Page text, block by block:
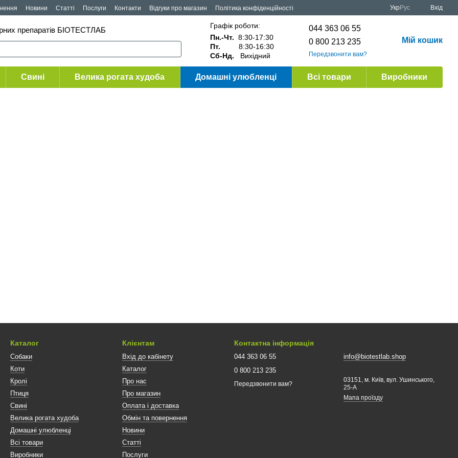
Новини Статті Послуги Контакти Відгуки про магазин
Політика конфіденційності
УкрРус Вхід
препаратів БІОТЕСТЛАБ
Графік роботи:
Пн.-Чт. 8:30-17:30
Пт.
8:30-16:30
Сб-Нд. Вихідний
044 363 06 55
0 800 213 235
Передзвонити вам?
Мій кошик
Свині Велика рогата худоба Домашні улюбленці Всі товари Виробники
Каталог
Собаки
Коти
Кролі
Птиця
Свині
Велика рогата худоба
Домашні улюбленці
Всі товари
Виробники
Клієнтам
Вхід до кабінету
Каталог
Про нас
Про магазин
Оплата і доставка
Обмін та повернення
Новини
Статті
Послуги
Контактна інформація
044 363 06 55
0 800 213 235
Передзвонити вам?
info@biotestlab.shop
03151, м. Київ, вул. Ушинського,
25-A
Мапа проїзду